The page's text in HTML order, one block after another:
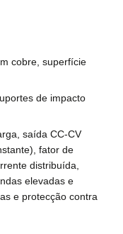
cobre, superfície
de impacto
saída CC-CV
fator de
distribuída,
elevadas e
e protecção contra